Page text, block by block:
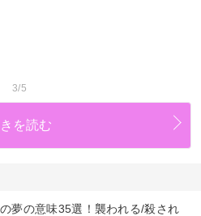
3/5
を読む
の夢の意味35選！襲われる/殺され